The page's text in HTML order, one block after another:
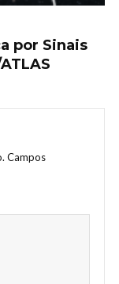
por Sinais
Campos